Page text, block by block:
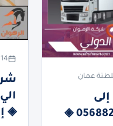
عمان
سلطنة عمان | 0568829975 ◈
14 مارس 2026
◈